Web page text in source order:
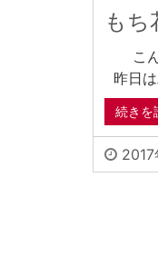
もち
こん
昨日
続きを
2017